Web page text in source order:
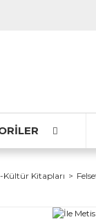
Kitapları